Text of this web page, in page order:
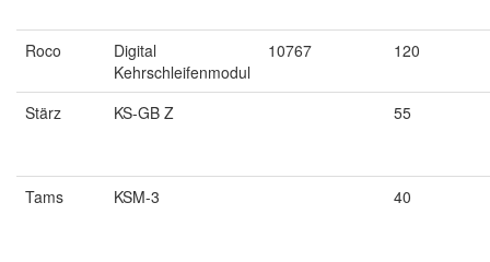
Roco
Digital
Kehrschleifenmodul
10767 120
Stärz KS-GB Z 55
Tams KSM-3 40